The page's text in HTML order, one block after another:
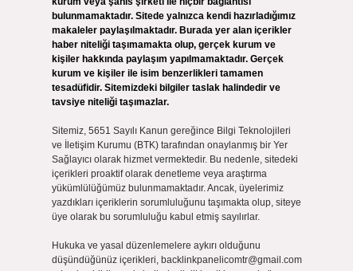
bulunmamaktadır. Sitede yalnızca kendi hazırladığımız
makaleler paylaşılmaktadır. Burada yer alan içerikler
haber niteliği taşımamakta olup, gerçek kurum ve
kişiler hakkında paylaşım yapılmamaktadır. Gerçek
kurum ve kişiler ile isim benzerlikleri tamamen
tesadüfidir. Sitemizdeki bilgiler taslak halindedir ve
tavsiye niteliği taşımazlar.
Sitemiz, 5651 Sayılı Kanun gereğince Bilgi Teknolojileri
ve İletişim Kurumu (BTK) tarafından onaylanmış bir Yer
Sağlayıcı olarak hizmet vermektedir. Bu nedenle, sitedeki
içerikleri proaktif olarak denetleme veya araştırma
yükümlülüğümüz bulunmamaktadır. Ancak, üyelerimiz
yazdıkları içeriklerin sorumluluğunu taşımakta olup, siteye
üye olarak bu sorumluluğu kabul etmiş sayılırlar.
Hukuka ve yasal düzenlemelere aykırı olduğunu
düşündüğünüz içerikleri, backlinkpanelicomtr@gmail.com